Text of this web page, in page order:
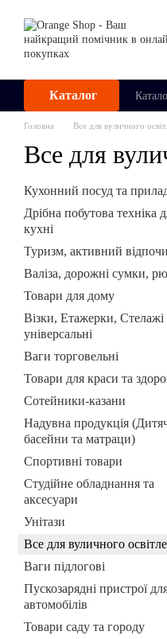
Каталог
Головна Все для вуличного
Все для
Кухонний посуд та
Дрібна побутова техніка
кухні
Туризм, активний
Валіза, дорожні сумки,
Товари для дому
Візки, Етажерки, Стелажі
універсальні
Ваги торговельні
Товари для краси та
Сотейники-казани
Надувна продукція
басейни та матраци)
Спортивні товари
Студійне обладнання та
аксесуари
Унітази
Все для вуличного
Ваги підлогові
Пускозарядні пристрої
автомобілів
Товари саду та городу